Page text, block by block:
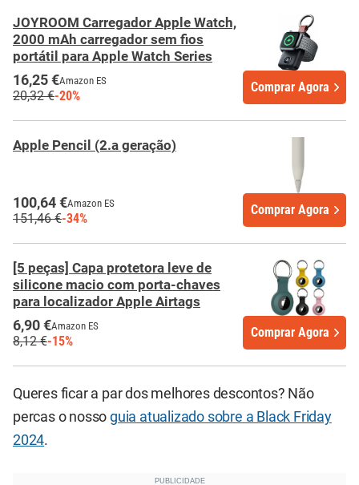
JOYROOM Carregador Apple Watch,
2000 mAh carregador sem fios
portátil para Apple Watch Series
16,25 €Amazon ES
20,32 €-20%
Comprar Agora
Apple Pencil (2.a geração)
100,64 €Amazon ES
151,46 €-34%
Comprar Agora
[5 peças] Capa protetora leve de
silicone macio com porta-chaves
para localizador Apple Airtags
6,90 €Amazon ES
8,12 €-15%
Comprar Agora
Queres ficar a par dos melhores descontos? Não
percas o nossoguia atualizado sobre a Black Friday
2024.